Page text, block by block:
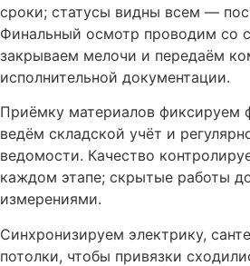
сроки; статусы видны всем —
Финальный осмотр проводим со
закрываем мелочи и передаём
исполнительной документации.
Приёмку материалов фиксируем
ведём складской учёт и
ведомости. Качество
каждом этапе; скрытые работы
измерениями.
Синхронизируем электрику,
потолки, чтобы привязки